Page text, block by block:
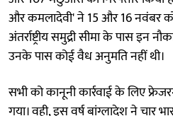
और कमलादेवी' ने 15 और 16 नवंबर
अंतर्राष्ट्रीय समुद्री सीमा के पास
उनके पास कोई वैध अनुमति नहीं थी।
सभी को कानूनी कार्रवाई के लिए
गया। वही, इस वर्ष बांग्लादेश ने चार